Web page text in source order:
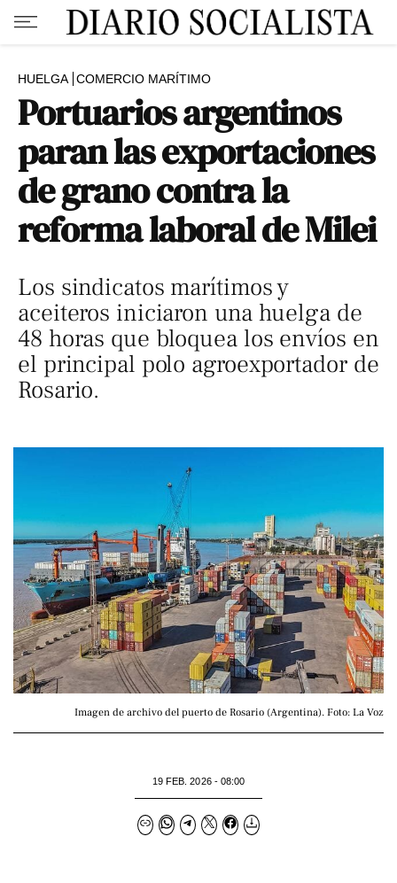
HUELGA COMERCIO MARÍTIMO
Portuarios argentinos
paran las exportaciones
de grano contra la
reforma laboral de Milei
Los sindicatos marítimos y
aceiteros iniciaron una huelga de
48 horas que bloquea los envíos en
el principal polo agroexportador de
Rosario.
Imagen de archivo del puerto de Rosario (Argentina). Foto: La Voz
19 FEB. 2026 - 08:00